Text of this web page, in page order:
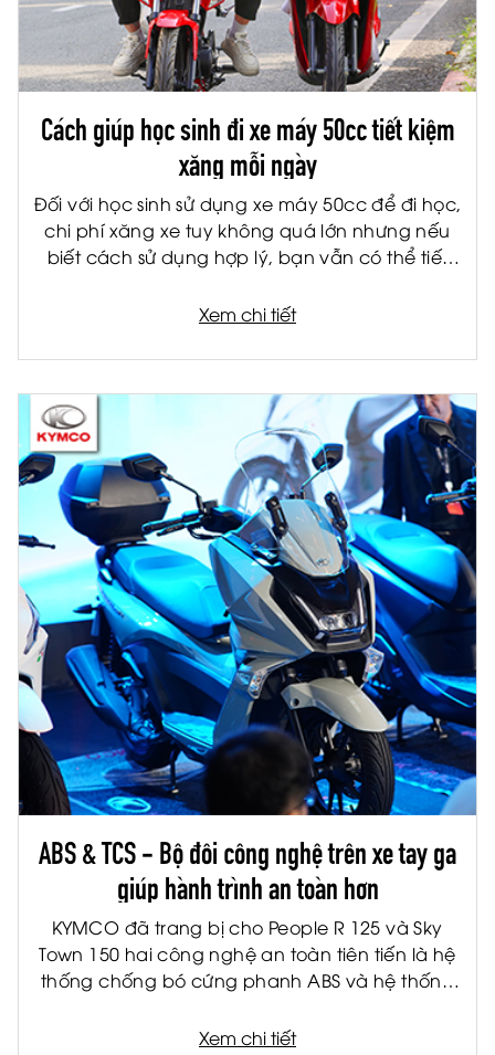
Cách giúp học sinh đi xe máy 50cc tiết kiệm
xăng mỗi ngày
Đối với học sinh sử dụng xe máy 50cc để đi học,
chi phí xăng xe tuy không quá lớn nhưng nếu
biết cách sử dụng hợp lý, bạn vẫn có thể tiết
chi phí cho gia đình, việc tiết kiệm nhiên liệu còn
hóc về lâu dài.
Xem chi tiết
ABS & TCS - Bộ đôi công nghệ trên xe tay ga
giúp hành trình an toàn hơn
KYMCO đã trang bị cho People R 125 và Sky
Town 150 hai công nghệ an toàn tiên tiến là hệ
thống chống bó cứng phanh ABS và hệ thống
được ứng dụng rộng rãi trên các dòng xe cao
Xem chi tiết